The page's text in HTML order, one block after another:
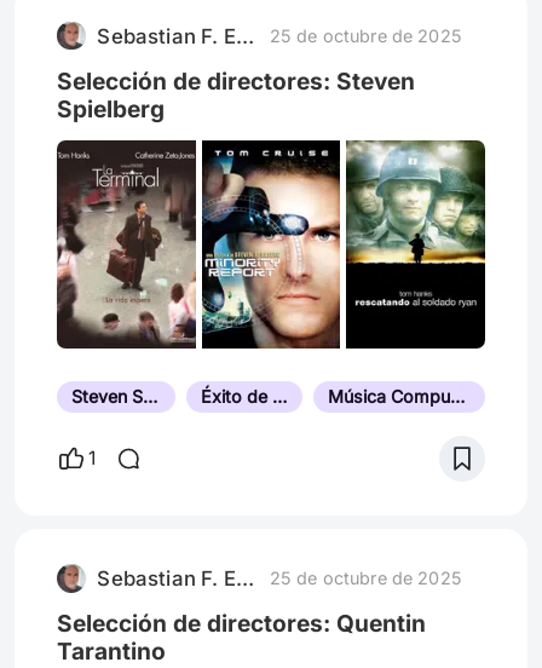
de su emotiva narrativa, la
Sebastian F. Esparza 25 de octubre de 2025
Selección de directores: Steven
Spielberg
Steven Spielberg Éxito de Taquilla Música Compuesta por John Williams
1
Sebastian F. Esparza 25 de octubre de 2025
Selección de directores: Quentin
Tarantino